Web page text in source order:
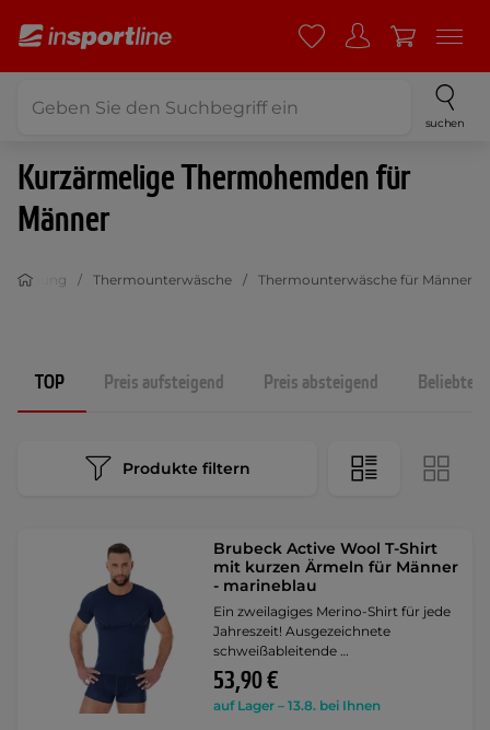
suchen
Kurzärmelige Thermohemden für
Männer
Thermounterwäsche Thermounterwäsche für Männer
TOP Preis aufsteigend Preis absteigend
Produkte filtern
Brubeck Active Wool T-Shirt
mit kurzen Ärmeln für Männer
- marineblau
Ein zweilagiges Merino-Shirt für jede
Jahreszeit! Ausgezeichnete
schweißableitende …
53,90 €
auf Lager – 13.8. bei Ihnen